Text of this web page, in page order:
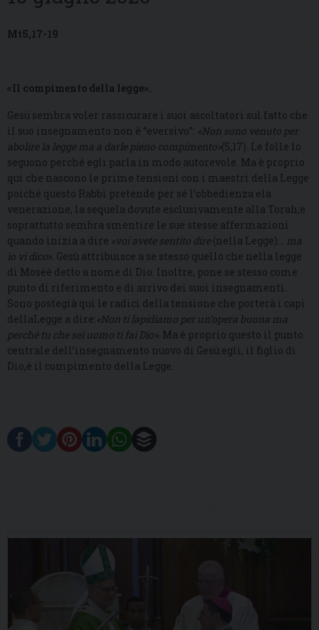
Mt5,17-19
«Il compimento della legge».
Gesù sembra voler rassicurare i suoi ascoltatori sul fatto che
il suo insegnamento non è “eversivo”: «Non sono venuto per
abolire la legge ma a darle pieno compimento»(5,17). Le folle lo
seguono perché egli parla in modo autorevole. Ma è proprio
qui che nascono le prime tensioni con i maestri della Legge
poiché questo Rabbì pretende per sé l’obbedienza ela
venerazione, la sequela dovute esclusivamente alla Torah;e
soprattutto sembra smentire le sue stesse affermazioni
quando inizia a dire «voi avete sentito dire(nella Legge)… ma
io vi dico». Gesù attribuisce a se stesso quello che nella legge
di Mosèè detto a nome di Dio. Inoltre, pone se stesso come
punto di riferimento e di arrivo dei suoi insegnamenti.
Sono postegià qui le radici della tensione che porterà i capi
dellaLegge a dire:«Non ti lapidiamo per un’opera buona ma
perché tu che sei uomo ti fai Dio». Ma è proprio questo il punto
centrale dell’insegnamento nuovo di Gesù:egli, il figlio di
Dio,è il compimento della Legge.